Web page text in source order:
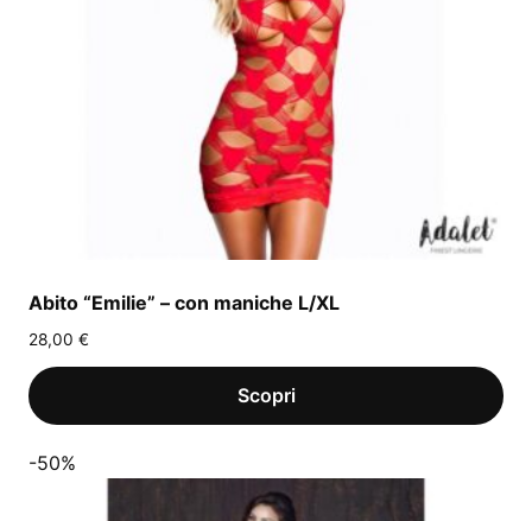
Abito “Emilie” – con maniche L/XL
28,00 €
-50%